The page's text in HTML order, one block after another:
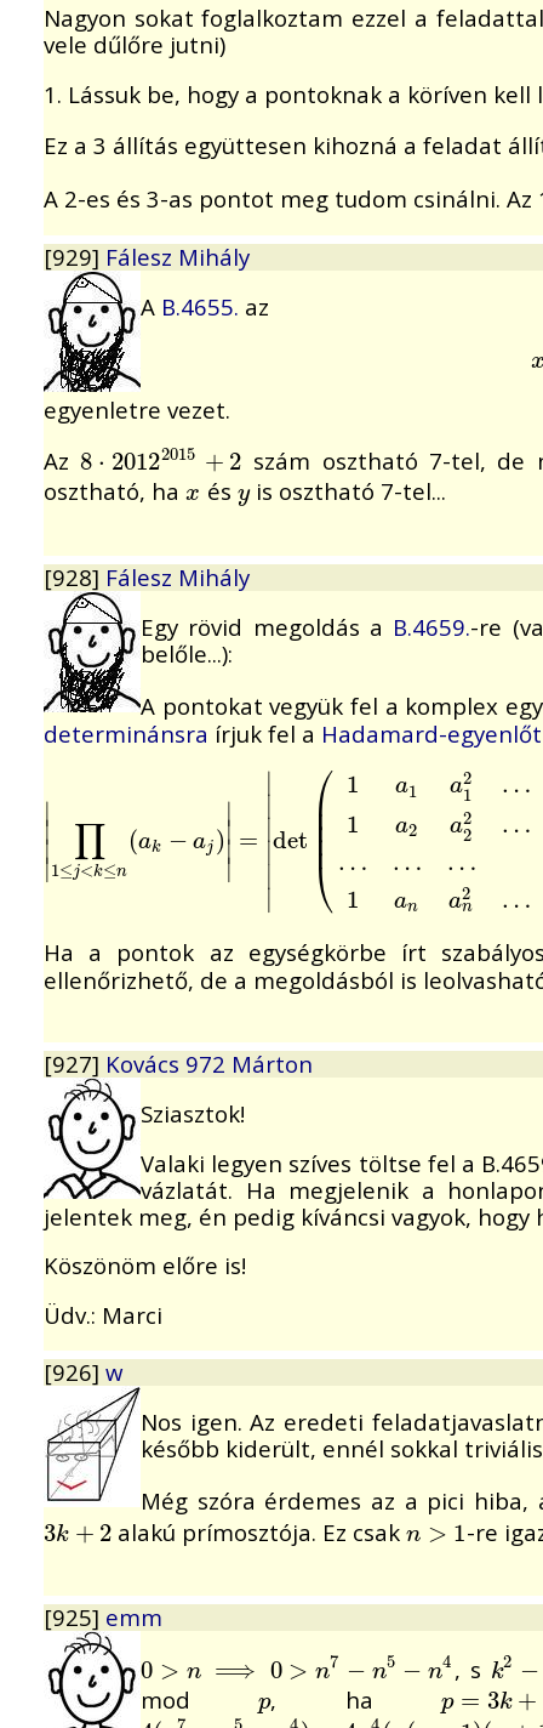
Nagyon sokat foglalkoztam ezzel a
vele dűlőre jutni)
1. Lássuk be, hogy a pontoknak a köríven
Ez a 3 állítás együttesen kihozná a feladat
A 2-es és 3-as pontot meg tudom csinálni.
[929] Fálesz Mihály
A B.4655. az
x
egyenletre vezet.
Az 8 ⋅ 20122015 + 2
8 ⋅20122015+2
szám osztható 7-tel, de
osztható, ha x
x és y
yis osztható 7-tel...
[928] Fálesz Mihály
Egy rövid megoldás a B.4659.-re
belőle...):
A pontokat vegyük fel a komplex
determinánsra írjuk fel a Hadamard-
∣
∣
∣
∣ ∏
1≤j<k≤n
(ak − aj )
∣
∣
∣
∣ =
∣
∣
∣
∣
∣
∣
det
⎛
⎝
⎜
⎜⎜
⎜
1
1
…
1
a1
a2
…
an
a2
1
a2
2
…
a2
n
…
…
…
| k≤n( ak −aj) |=|det( 1 1a …a n−1 a2a
Ha a pontok az egységkörbe írt
ellenőrizhető, de a megoldásból is
[927] Kovács 972 Márton
Sziasztok!
Valaki legyen szíves töltse fel a
vázlatát. Ha megjelenik a
jelentek meg, én pedig kíváncsi vagyok,
Köszönöm előre is!
Üdv.: Marci
[926] w
Nos igen. Az eredeti
később kiderült, ennél sokkal
Még szóra érdemes az a pici
3k + 2
3k +2 alakú prímosztója. Ez csak n > 1
n>1 -re
[925] emm
0 > n ⟹ 0 > n7 − n5 − n4
0 >n ⟹ 0>n − n5 −n 4 , s k2 −
k2 −k
modp
p, hap = 3k +
p =3 k+2